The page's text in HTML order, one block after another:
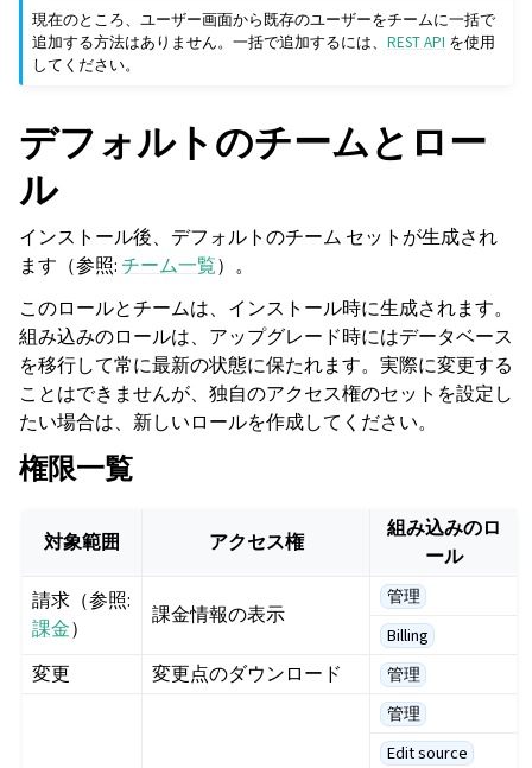
現在のところ、ユーザー画面から既存のユーザーをチームに一括で
追加する方法はありません。一括で追加するには、REST API を使用
してください。
デフォルトのチームとロー
ル
インストール後、デフォルトのチーム セットが生成され
ます（参照:チーム一覧）。
このロールとチームは、インストール時に生成されます。
組み込みのロールは、アップグレード時にはデータベース
を移行して常に最新の状態に保たれます。実際に変更する
ことはできませんが、独自のアクセス権のセットを設定し
たい場合は、新しいロールを作成してください。
権限一覧
対象範囲 アクセス権
組み込みのロ
ール
請求（参照:
課金）
課金情報の表示
管理
Billing
変更 変更点のダウンロード 管理
管理
Edit source